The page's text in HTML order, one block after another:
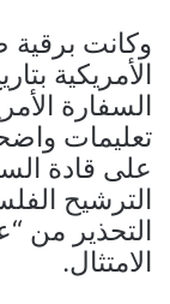
وكانت برقية
السفارة
تعليمات
على قادة
التحذير من
الامتثال.